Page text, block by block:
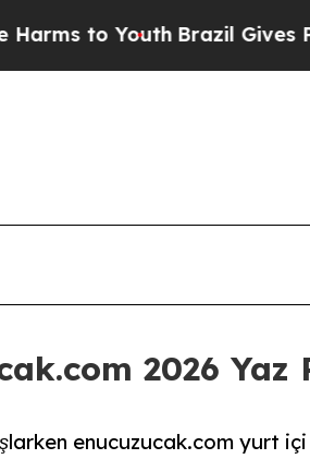
to YouthBrazil Gives
2026
enucuzucak.com yurt